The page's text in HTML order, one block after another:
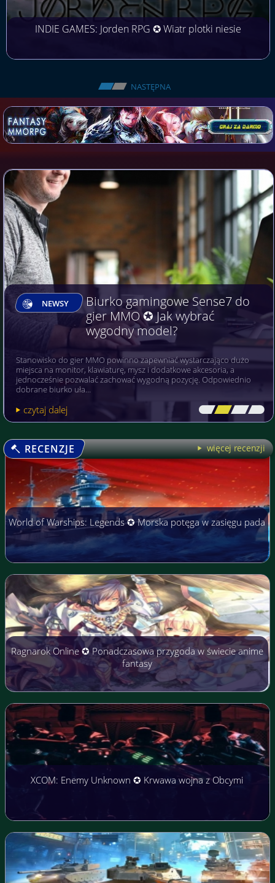
INDIE GAMES: Jorden RPG ✪ Wiatr plotki niesie
\\\\ NASTĘPNA
NEWSY
Biurko gamingowe Sense7 do
gier MMO ✪ Jak wybrać
wygodny model?
Stanowisko do gier MMO powinno zapewniać wystarczająco dużo
miejsca na monitor, klawiaturę, mysz i dodatkowe akcesoria, a
jednocześnie pozwalać zachować wygodną pozycję. Odpowiednio
dobrane biurko uła…
czytaj dalej [\ \\ \\ \]
RECENZJE więcej recenzji
World of Warships: Legends ✪ Morska potęga w zasięgu pada
Ragnarok Online ✪ Ponadczasowa przygoda w świecie anime
fantasy
XCOM: Enemy Unknown ✪ Krwawa wojna z Obcymi